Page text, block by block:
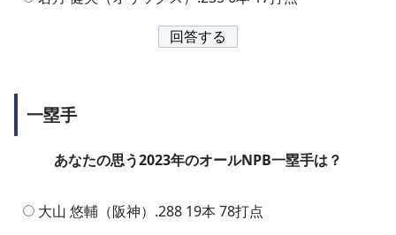
一塁手
あなたの思う2023年のオールNPB一塁手は？
大山 悠輔（阪神）.288 19本 78打点